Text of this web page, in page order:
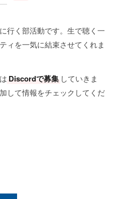
行く部活動です。生で聴く一
ィを一気に結束させてくれま
Discordで募集 していきま
して情報をチェックしてくだ